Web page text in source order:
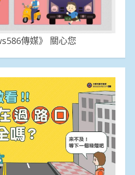
傳媒》 關心您